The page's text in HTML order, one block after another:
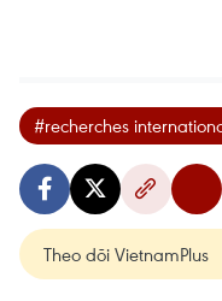
#recherches
Theo dõi VietnamPlus